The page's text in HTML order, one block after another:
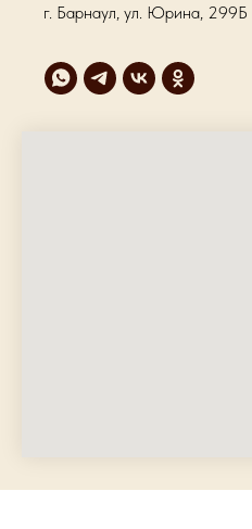
г. Барнаул, ул. Юрина, 299Б